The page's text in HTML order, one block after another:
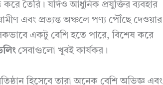
করে তৈরি। যদিও আধুনিক প্রযুক্তির ব্যবহার
এবং প্রত্যন্ত অঞ্চলে পণ্য পৌঁছে দেওয়ার
একটু বেশি হতে পারে, বিশেষ করে
সেবাগুলো খুবই কার্যকর।
হিসেবে তারা অনেক বেশি অভিজ্ঞ এবং